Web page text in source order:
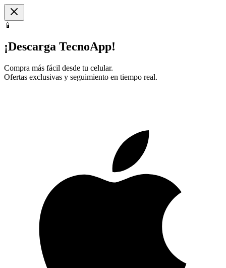
📱
¡Descarga TecnoApp!
Compra más fácil desde tu celular.
Ofertas exclusivas y seguimiento en tiempo real.